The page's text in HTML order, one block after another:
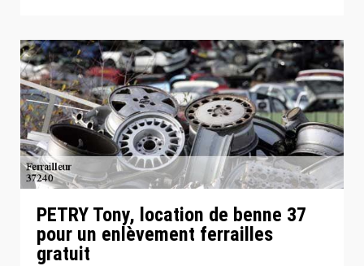
PETRY Tony, location de benne 37
pour un enlèvement ferrailles
gratuit